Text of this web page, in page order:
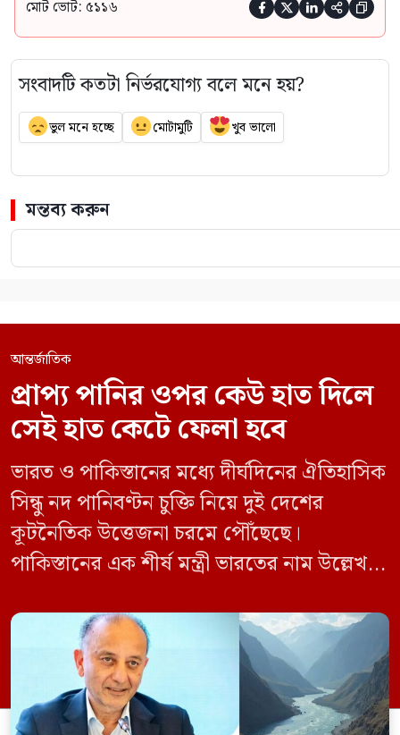
মোট ভোট: ৫১১৬     
সংবাদটি কতটা নির্ভরযোগ্য বলে মনে হয়?
ভুল মনে হচ্ছে মোটামুটি খুব ভালো
মন্তব্য করুন
আন্তর্জাতিক
প্রাপ্য পানির ওপর কেউ হাত দিলে
সেই হাত কেটে ফেলা হবে
ভারত ও পাকিস্তানের মধ্যে দীর্ঘদিনের ঐতিহাসিক
সিন্ধু নদ পানিবণ্টন চুক্তি নিয়ে দুই দেশের
কূটনৈতিক উত্তেজনা চরমে পৌঁছেছে।
পাকিস্তানের এক শীর্ষ মন্ত্রী ভারতের নাম উল্লেখ না
পানির ওপর কেউ হাত দিলে সেই হাত কেটে
ফেলা হবে। ভারতের কেন্দ্রীয় জলসম্পদ মন্ত্রী সি
আর পাতিল কর্তৃক আগামী দেড় থেকে দুই বছরের
[…]